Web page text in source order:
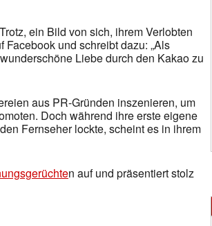
ein Bild von sich, ihrem Verlobten
Facebook und schreibt dazu: „Als
Liebe durch den Kakao zu
aus PR-Gründen inszenieren, um
Doch während ihre erste eigene
Fernseher lockte, scheint es in ihrem
n auf und präsentiert stolz